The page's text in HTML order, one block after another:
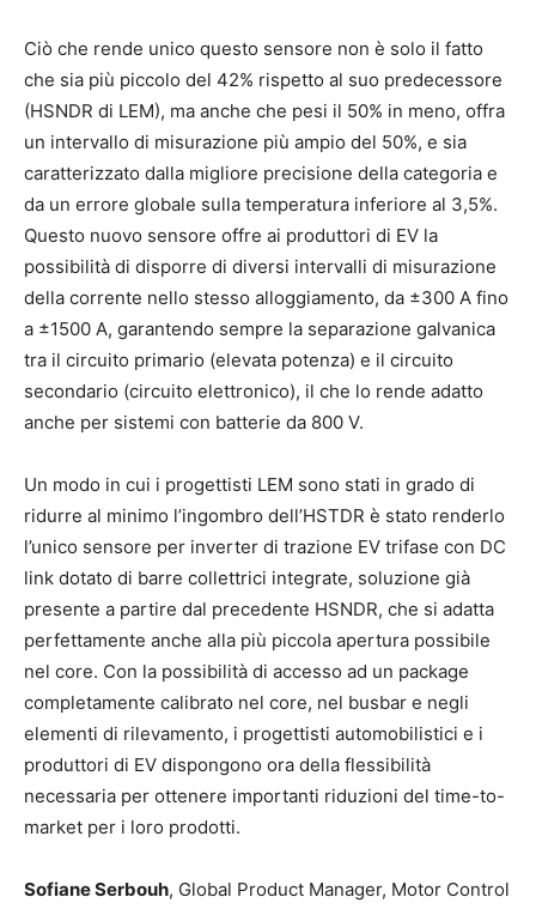
Ciò che rende unico questo sensore non è solo il fatto
che sia più piccolo del 42% rispetto al suo predecessore
(HSNDR di LEM), ma anche che pesi il 50% in meno, offra
un intervallo di misurazione più ampio del 50%, e sia
caratterizzato dalla migliore precisione della categoria e
da un errore globale sulla temperatura inferiore al 3,5%.
Questo nuovo sensore offre ai produttori di EV la
possibilità di disporre di diversi intervalli di misurazione
della corrente nello stesso alloggiamento, da ±300 A fino
a ±1500 A, garantendo sempre la separazione galvanica
tra il circuito primario (elevata potenza) e il circuito
secondario (circuito elettronico), il che lo rende adatto
anche per sistemi con batterie da 800 V.
Un modo in cui i progettisti LEM sono stati in grado di
ridurre al minimo l’ingombro dell’HSTDR è stato renderlo
l’unico sensore per inverter di trazione EV trifase con DC
link dotato di barre collettrici integrate, soluzione già
presente a partire dal precedente HSNDR, che si adatta
perfettamente anche alla più piccola apertura possibile
nel core. Con la possibilità di accesso ad un package
completamente calibrato nel core, nel busbar e negli
elementi di rilevamento, i progettisti automobilistici e i
produttori di EV dispongono ora della flessibilità
necessaria per ottenere importanti riduzioni del time-to-
market per i loro prodotti.
Sofiane Serbouh, Global Product Manager, Motor Control